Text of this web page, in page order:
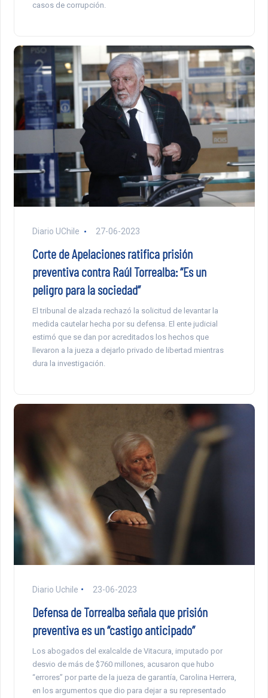
casos de corrupción.
Diario UChile 27-06-2023
Corte de Apelaciones ratifica prisión
preventiva contra Raúl Torrealba: “Es un
peligro para la sociedad”
El tribunal de alzada rechazó la solicitud de levantar la
medida cautelar hecha por su defensa. El ente judicial
estimó que se dan por acreditados los hechos que
llevaron a la jueza a dejarlo privado de libertad mientras
dura la investigación.
Diario Uchile 23-06-2023
Defensa de Torrealba señala que prisión
preventiva es un “castigo anticipado”
Los abogados del exalcalde de Vitacura, imputado por
desvio de más de $760 millones, acusaron que hubo
“errores” por parte de la jueza de garantía, Carolina Herrera,
en los argumentos que dio para dejar a su representado